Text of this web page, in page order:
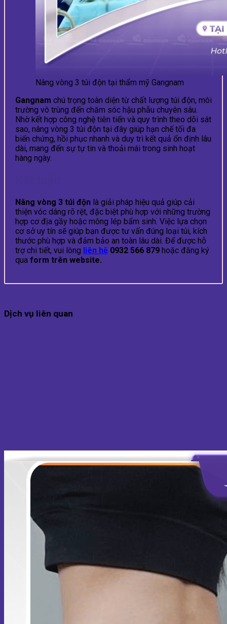
Nâng vòng 3 túi độn tại thẩm mỹ Gangnam
Gangnam chú trọng toàn diện từ chất lượng túi độn, môi
trường vô trùng đến chăm sóc hậu phẫu chuyên sâu.
Nhờ kết hợp công nghệ tiên tiến và quy trình theo dõi sát
sao, nâng vòng 3 túi độn tại đây giúp hạn chế tối đa
biến chứng, hồi phục nhanh và duy trì kết quả ổn định lâu
dài, mang đến sự tự tin và thoải mái trong sinh hoạt
hàng ngày.
Nâng vòng 3 túi độn là giải pháp hiệu quả giúp cải
thiện vóc dáng rõ rệt, đặc biệt phù hợp với những trường
hợp cơ địa gầy hoặc mông lép bẩm sinh. Việc lựa chọn
cơ sở uy tín sẽ giúp bạn được tư vấn đúng loại túi, kích
thước phù hợp và đảm bảo an toàn lâu dài. Để được hỗ
trợ chi tiết, vui lòng liên hệ 0932 566 879 hoặc đăng ký
qua form trên website.
Dịch vụ liên quan